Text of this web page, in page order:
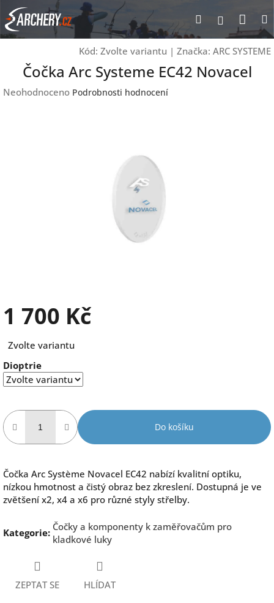
Přejít
na
obsah
Hledat
Kód: Zvolte variantu | Značka: ARC SYSTEME
Čočka Arc Systeme EC42 Novacel
Průměrné
Neohodnoceno Podrobnosti hodnocení
1 700 Kč
cena:
Zvolte variantu
Dioptrie
Do košíku
Čočka Arc Système Novacel EC42 nabízí kvalitní optiku,
nízkou hmotnost a čistý obraz bez zkreslení. Dostupná je ve
zvětšení x2, x4 a x6 pro různé styly střelby.
Kategorie: Čočky a komponenty k zaměřovačům pro
kladkové luky
ZEPTAT SE HLÍDAT